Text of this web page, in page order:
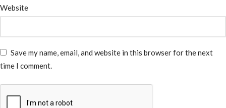
Website
Save my name, email, and website in this browser for the next
time I comment.